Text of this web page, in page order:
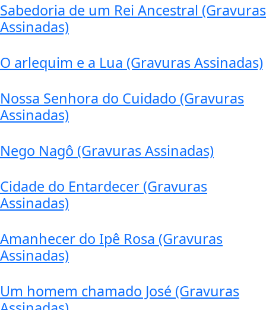
Sabedoria de um Rei Ancestral (Gravuras
Assinadas)
O arlequim e a Lua (Gravuras Assinadas)
Nossa Senhora do Cuidado (Gravuras
Assinadas)
Nego Nagô (Gravuras Assinadas)
Cidade do Entardecer (Gravuras
Assinadas)
Amanhecer do Ipê Rosa (Gravuras
Assinadas)
Um homem chamado José (Gravuras